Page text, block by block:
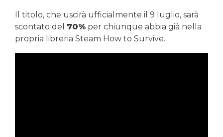
Il titolo, che uscirà ufficialmente il 9 luglio, sarà
scontato del 70% per chiunque abbia già nella
propria libreria Steam How to Survive.